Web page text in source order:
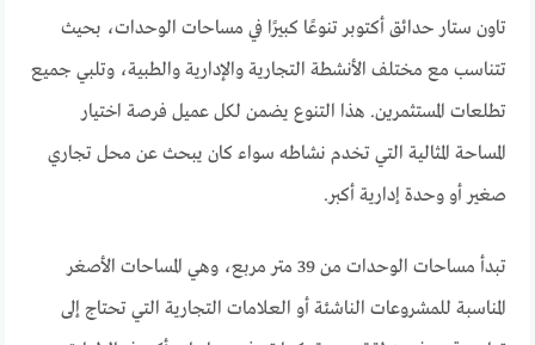
تاون ستار حدائق أكتوبر تنوعًا كبيرًا في مساحات الوحدات، بحيث
تتناسب مع مختلف الأنشطة التجارية والإدارية والطبية، وتلبي جميع
تطلعات المستثمرين. هذا التنوع يضمن لكل عميل فرصة اختيار
المساحة المثالية التي تخدم نشاطه سواء كان يبحث عن محل تجاري
صغير أو وحدة إدارية أكبر.
تبدأ مساحات الوحدات من 39 متر مربع، وهي المساحات الأصغر
المناسبة للمشروعات الناشئة أو العلامات التجارية التي تحتاج إلى